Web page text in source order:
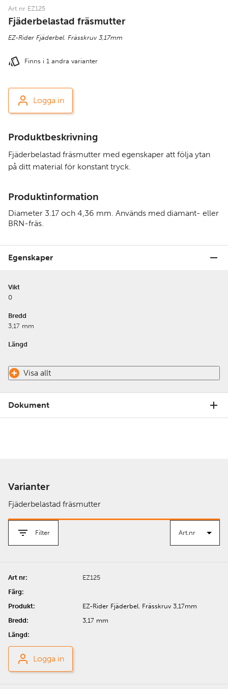
Art nr EZ125
Fjäderbelastad fräsmutter
EZ-Rider Fjäderbel. Frässkruv 3,17mm
Finns i 1 andra varianter
Logga in
Produktbeskrivning
Fjäderbelastad fräsmutter med egenskaper att följa ytan
på ditt material för konstant tryck.
Produktinformation
Diameter 3.17 och 4,36 mm. Används med diamant- eller
BRN-fräs.
Egenskaper
Vikt
0
Bredd
3,17 mm
Längd
Visa allt
Dokument
Varianter
Fjäderbelastad fräsmutter
Filter
EZ125
EZ-Rider Fjäderbel. Frässkruv 3,17mm
3,17 mm
Logga in